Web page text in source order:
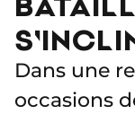
Dans une
occasions